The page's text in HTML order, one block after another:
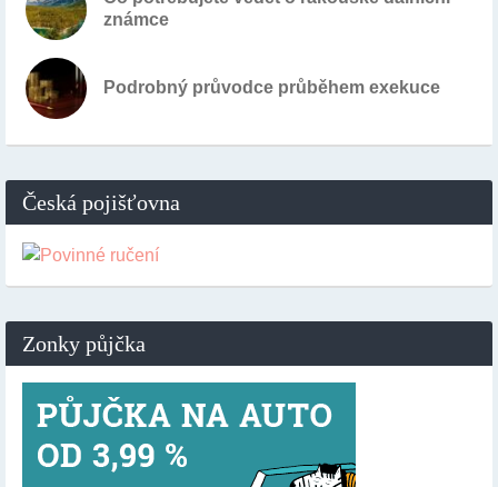
známce
Podrobný průvodce průběhem exekuce
Česká pojišťovna
Zonky půjčka